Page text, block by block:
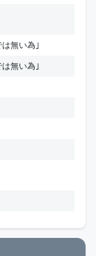
無い為｣
無い為｣